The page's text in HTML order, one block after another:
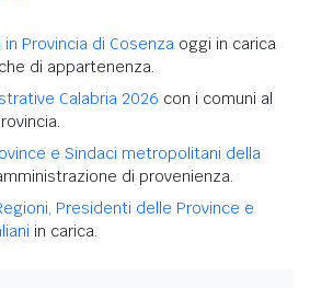
Provincia di Cosenza oggi in carica
di appartenenza.
Calabria 2026 con i comuni al
e Sindaci metropolitani della
di provenienza.
Presidenti delle Province e
in carica.